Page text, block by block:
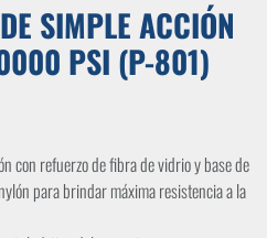
SIMPLE ACCIÓN
PSI (P-801)
con refuerzo de fibra de vidrio y base de
para brindar máxima resistencia a la